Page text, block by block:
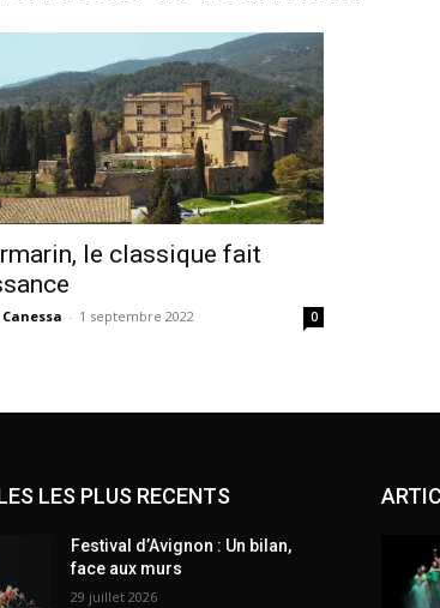
le classique fait
- 1 septembre 2022 0
LES PLUS RECENTS
Festival d’Avignon : Un bilan,
face aux murs
29 juillet 2026